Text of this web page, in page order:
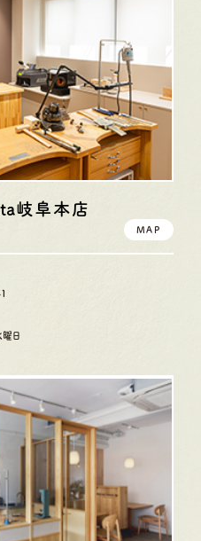
岐阜本店
MAP
日